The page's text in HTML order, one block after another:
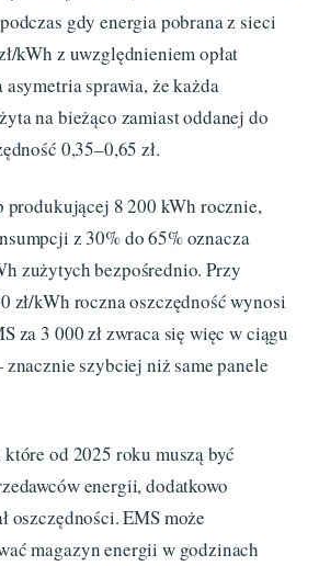
gdy energia pobrana z sieci
kWh z uwzględnieniem opłat
sprawia, że każda
na bieżąco zamiast oddanej do
0,35–0,65 zł.
8 200 kWh rocznie,
z 30% do 65% oznacza
zużytych bezpośrednio. Przy
zł/kWh roczna oszczędność wynosi
za 3 000 zł zwraca się więc w ciągu
szybciej niż same panele
od 2025 roku muszą być
energii, dodatkowo
oszczędności. EMS może
magazyn energii w godzinach